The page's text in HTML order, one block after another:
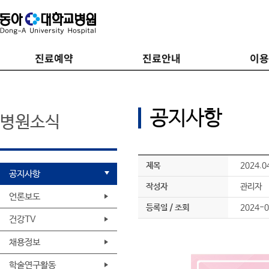
진료예약 진료안내 이
병원소식
공지사항
언론보도
건강TV
채용정보
학술연구활동
공지사항
제목
작성자 관리자
등록일 / 조회 2024-